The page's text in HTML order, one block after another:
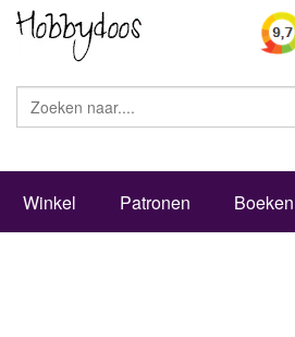
Winkel Patronen Boeken